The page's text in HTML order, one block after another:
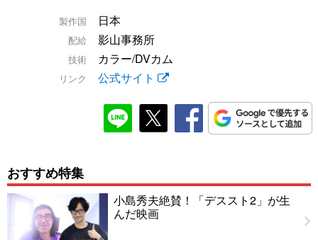
製作国 日本
配給 影山事務所
技術 カラー/DVカム
リンク 公式サイト
おすすめ特集
小島秀夫絶賛！「デススト2」が生
んだ映画